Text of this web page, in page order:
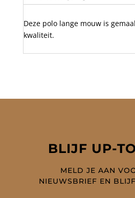
010
Deze polo lange mouw is
kwaliteit.
BLIJF UP-
MELD JE AAN
NIEUWSBRIEF EN